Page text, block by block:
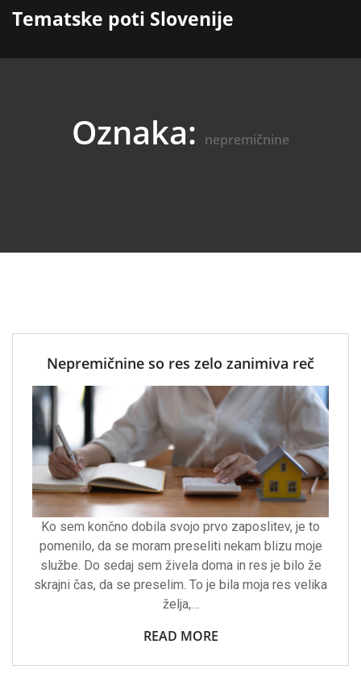
Tematske poti Slovenije
Oznaka: nepremičnine
Nepremičnine so res zelo zanimiva reč
Ko sem končno dobila svojo prvo zaposlitev, je to
pomenilo, da se moram preseliti nekam blizu moje
službe. Do sedaj sem živela doma in res je bilo že
skrajni čas, da se preselim. To je bila moja res velika
želja,…
READ MORE